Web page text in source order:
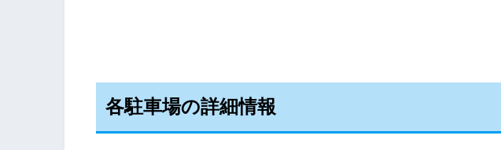
各駐車場の詳細情報